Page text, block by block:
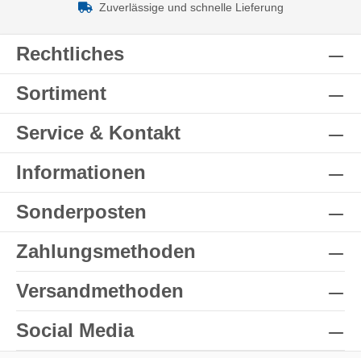
Zuverlässige und schnelle Lieferung
Rechtliches
Sortiment
Service & Kontakt
Informationen
Sonderposten
Zahlungsmethoden
Versandmethoden
Social Media